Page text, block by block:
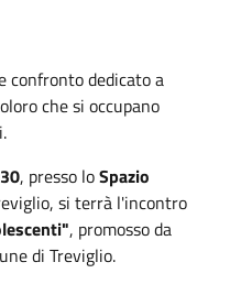
confronto dedicato a
che si occupano
, presso loSpazio
si terrà l'incontro
, promosso da
di Treviglio.